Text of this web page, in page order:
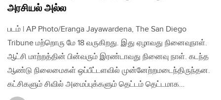
அரசியல் அல்ல
படம் | AP Photo/Eranga Jayawardena, The San Diego
Tribune மற்றொரு மே 18 வருகிறது. இது ஏழாவது நினைவுநாள்.
ஆட்சி மாற்றத்தின் பின்வரும் இரண்டாவது நினைவு நாள். கடந்த
ஆண்டு நிலைமைகள் ஒப்பீட்டளவில் முன்னேற்றமடைந்திருந்தன.
கட்சிகளும் சிவில் அமைப்புக்களும் தெட்டம் தெட்டமாக…